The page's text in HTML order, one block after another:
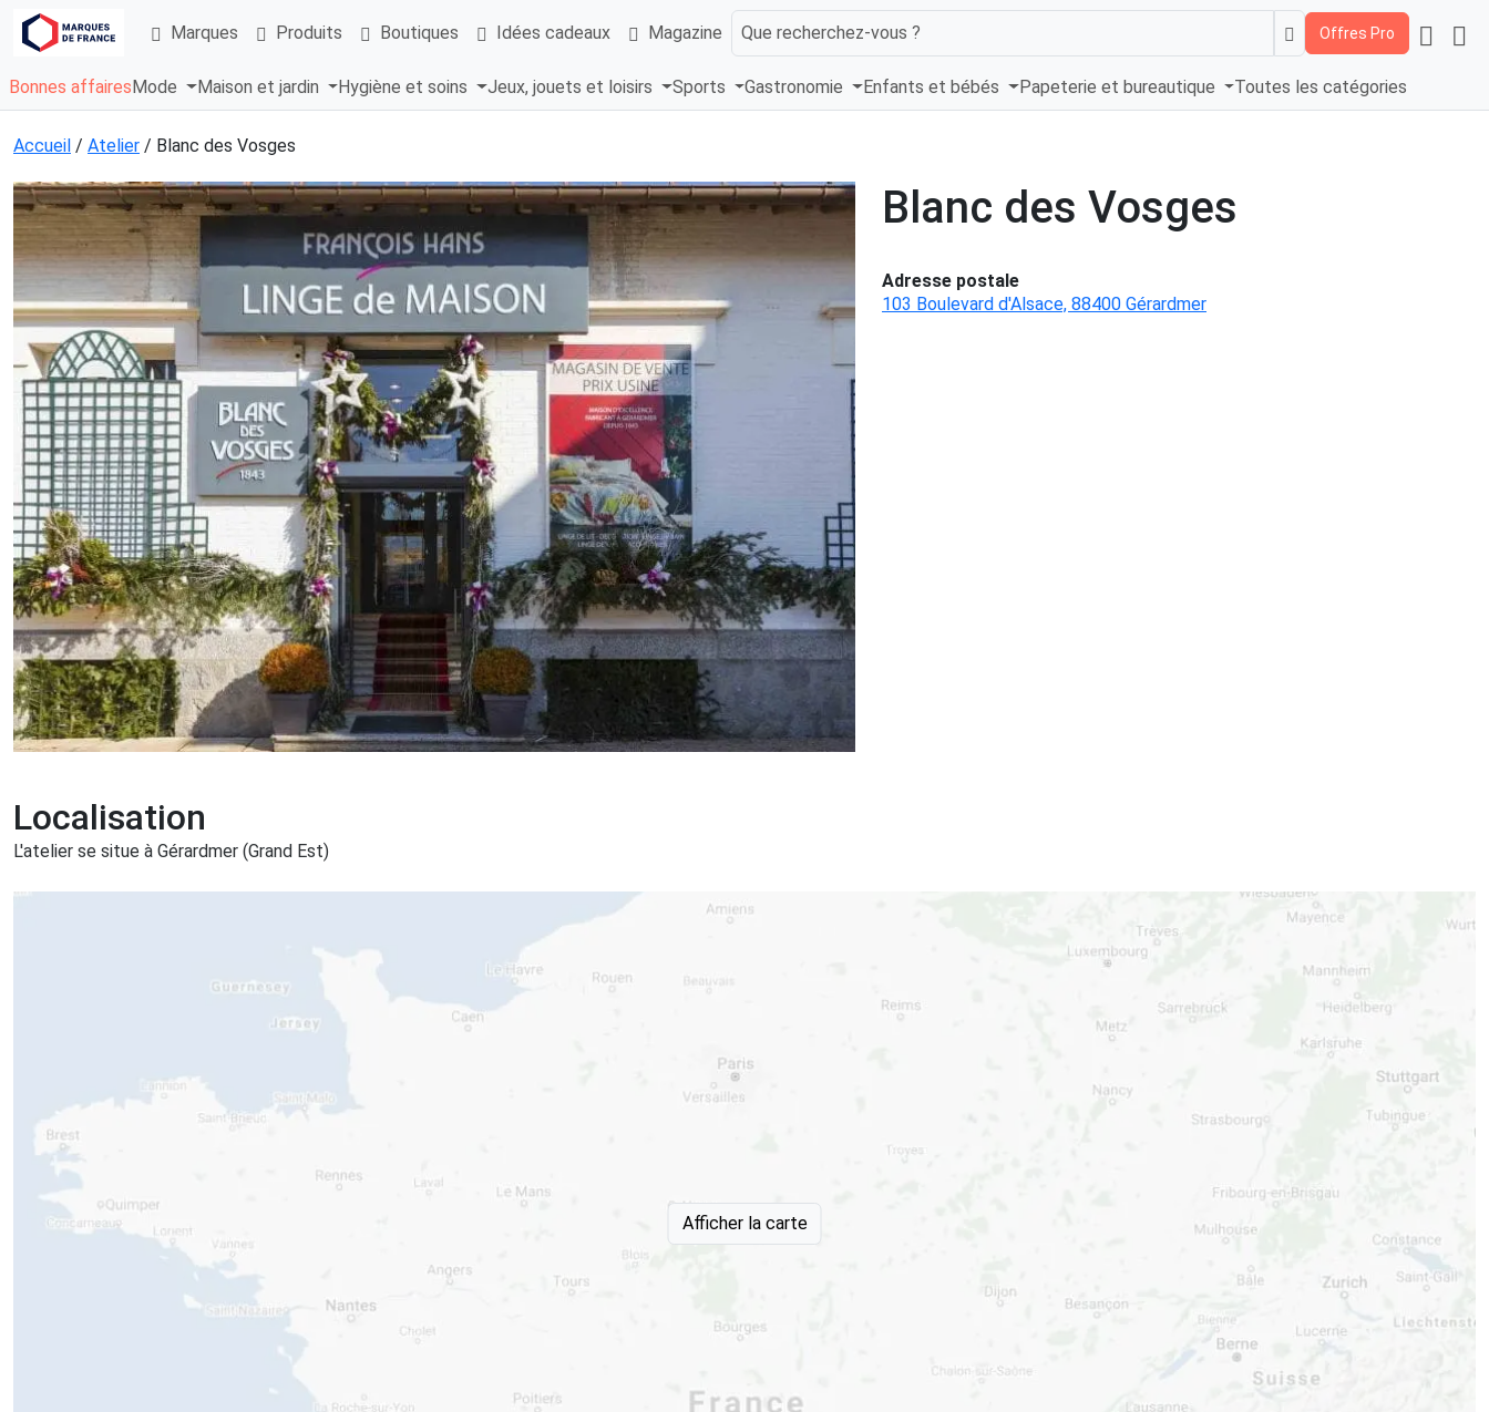
Marques Produits Boutiques Idées cadeaux Magazine Que recherchez-vous ? Offres Pro
Bonnes affaires Mode Maison et jardin Hygiène et soins Jeux, jouets et loisirs Sports Gastronomie Enfants et bébés Papeterie et bureautique Toutes les catégories
Accueil / Atelier / Blanc des Vosges
Blanc des Vosges
Adresse postale
103 Boulevard d'Alsace, 88400 Gérardmer
Localisation
L'atelier se situe à Gérardmer (Grand Est)
Afficher la carte